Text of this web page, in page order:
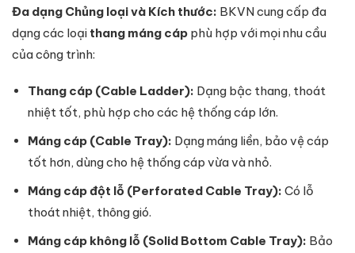
Đa dạng Chủng loại và Kích thước: BKVN cung cấp đa
dạng các loại thang máng cáp phù hợp với mọi nhu cầu
của công trình:
Thang cáp (Cable Ladder): Dạng bậc thang, thoát
nhiệt tốt, phù hợp cho các hệ thống cáp lớn.
Máng cáp (Cable Tray): Dạng máng liền, bảo vệ cáp
tốt hơn, dùng cho hệ thống cáp vừa và nhỏ.
Máng cáp đột lỗ (Perforated Cable Tray): Có lỗ
thoát nhiệt, thông gió.
Máng cáp không lỗ (Solid Bottom Cable Tray): Bảo